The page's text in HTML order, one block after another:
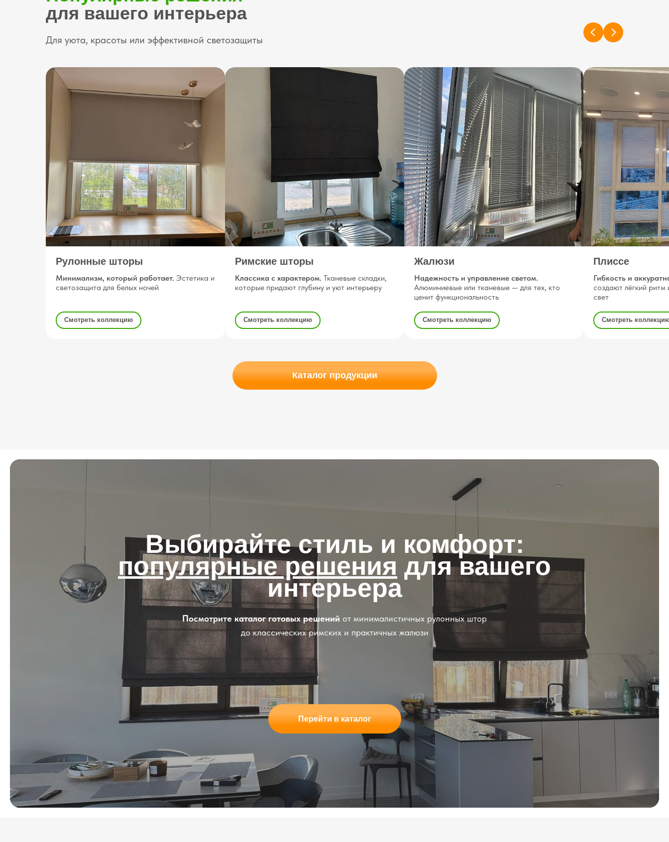
Выбирайте стиль и комфорт:
популярные решения
для вашего интерьера
Посмотрите каталог готовых решений
для вашего интерьера
Для уюта, красоты или эффективной светозащиты
Рулонные шторы
Минимализм, который работает. Эстетика и
светозащита для белых ночей
Смотреть коллекцию
Римские шторы
Классика с характером. Тканевые складки,
которые придают глубину и уют интерьеру
Смотреть коллекцию
Жалюзи
Надежность и управление светом.
Алюминиевые или тканевые — для тех, кто
ценит функциональность
Смотреть коллекцию
Плиссе
Гибкость и
создают лёгкий
свет
Смотреть
Каталог продукции
Выбирайте стиль и комфорт:
популярные решения для вашего
интерьера
Посмотрите каталог готовых решений от минималистичных рулонных штор
до классических римских и практичных жалюзи
Перейти в каталог